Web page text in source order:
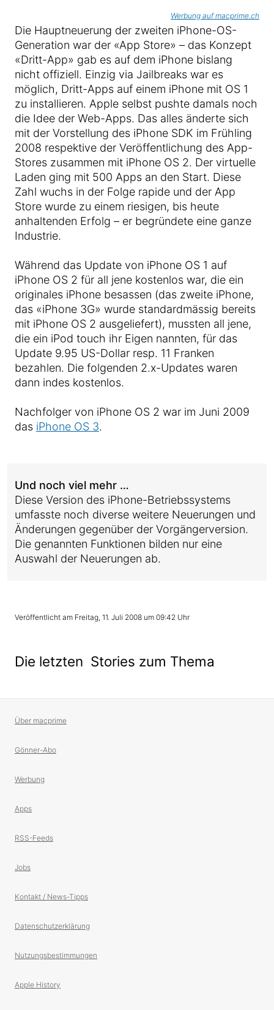
Werbung auf macprime.ch
Die Hauptneuerung der zweiten iPhone-OS-
Generation war der «App Store» – das Konzept
«Dritt-App» gab es auf dem iPhone bislang
nicht offiziell. Einzig via Jailbreaks war es
möglich, Dritt-Apps auf einem iPhone mit OS 1
zu installieren. Apple selbst pushte damals noch
die Idee der Web-Apps. Das alles änderte sich
mit der Vorstellung des iPhone SDK im Frühling
2008 respektive der Veröffentlichung des App-
Stores zusammen mit iPhone OS 2. Der virtuelle
Laden ging mit 500 Apps an den Start. Diese
Zahl wuchs in der Folge rapide und der App
Store wurde zu einem riesigen, bis heute
anhaltenden Erfolg – er begründete eine ganze
Industrie.
Während das Update von iPhone OS 1 auf
iPhone OS 2 für all jene kostenlos war, die ein
originales iPhone besassen (das zweite iPhone,
das «iPhone 3G» wurde standardmässig bereits
mit iPhone OS 2 ausgeliefert), mussten all jene,
die ein iPod touch ihr Eigen nannten, für das
Update 9.95 US-Dollar resp. 11 Franken
bezahlen. Die folgenden 2.x-Updates waren
dann indes kostenlos.
Nachfolger von iPhone OS 2 war im Juni 2009
das iPhone OS 3.
Und noch viel mehr …
Diese Version des iPhone-Betriebssystems
umfasste noch diverse weitere Neuerungen und
Änderungen gegenüber der Vorgängerversion.
Die genannten Funktionen bilden nur eine
Auswahl der Neuerungen ab.
Freitag, 11. Juli 2008 um 09:42 Uhr
Die letzten Stories zum Thema
Über macprime
Gönner-Abo
Werbung
Apps
RSS-Feeds
Jobs
Kontakt / News-Tipps
Datenschutzerklärung
Nutzungsbestimmungen
Apple History